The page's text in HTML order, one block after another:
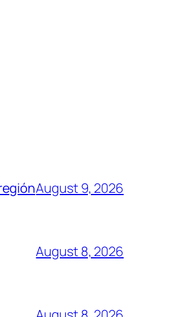
August 9, 2026
August 8, 2026